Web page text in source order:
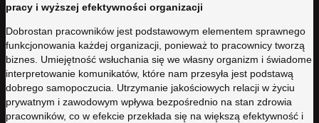
pracy i wyższej efektywności organizacji
Dobrostan pracowników jest podstawowym elementem sprawnego
funkcjonowania każdej organizacji, ponieważ to pracownicy tworzą
biznes. Umiejętność wsłuchania się we własny organizm i świadome
interpretowanie komunikatów, które nam przesyła jest podstawą
dobrego samopoczucia. Utrzymanie jakościowych relacji w życiu
prywatnym i zawodowym wpływa bezpośrednio na stan zdrowia
pracowników, co w efekcie przekłada się na większą efektywność i